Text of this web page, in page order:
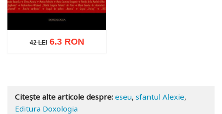
42 LEI
42 LEI6.3 RON
Citește alte articole despre: eseu, sfantul Alexie,
Editura Doxologia